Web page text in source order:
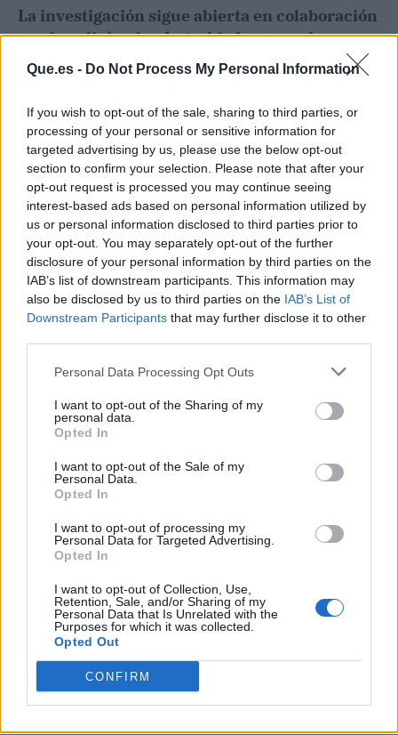
Que.es - Do Not Process My Personal Information
If you wish to opt-out of the sale, sharing to third parties, or
processing of your personal or sensitive information for
targeted advertising by us, please use the below opt-out
section to confirm your selection. Please note that after your
opt-out request is processed you may continue seeing
interest-based ads based on personal information utilized by
us or personal information disclosed to third parties prior to
your opt-out. You may separately opt-out of the further
disclosure of your personal information by third parties on the
IAB’s list of downstream participants. This information may
also be disclosed by us to third parties on the IAB’s List of
Downstream Participants that may further disclose it to other
Personal Data Processing Opt Outs
I want to opt-out of the Sharing of my
personal data.
Opted In
I want to opt-out of the Sale of my
Personal Data.
Opted In
I want to opt-out of processing my
Personal Data for Targeted Advertising.
Opted In
I want to opt-out of Collection, Use,
Retention, Sale, and/or Sharing of my
Personal Data that Is Unrelated with the
Purposes for which it was collected.
Opted Out
CONFIRM
La investigación sigue abierta en colaboración
con la policía y las Autoridades ucranianas
para localizar y detener a uno de los
encargados de la captación de las víctimas en
su país de origen.
Artículo anterior
Puig defiende ante los
regantes que el trasvase
Artículo siguiente
El Gobierno aprueba una
declaración institucional
por el Día Mundial de la
Seguridad en el Trabajo